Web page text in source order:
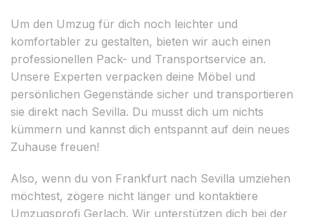
Um den Umzug für dich noch leichter und
komfortabler zu gestalten, bieten wir auch einen
professionellen Pack- und Transportservice an.
Unsere Experten verpacken deine Möbel und
persönlichen Gegenstände sicher und transportieren
sie direkt nach Sevilla. Du musst dich um nichts
kümmern und kannst dich entspannt auf dein neues
Zuhause freuen!
Also, wenn du von Frankfurt nach Sevilla umziehen
möchtest, zögere nicht länger und kontaktiere
Umzugsprofi Gerlach. Wir unterstützen dich bei der